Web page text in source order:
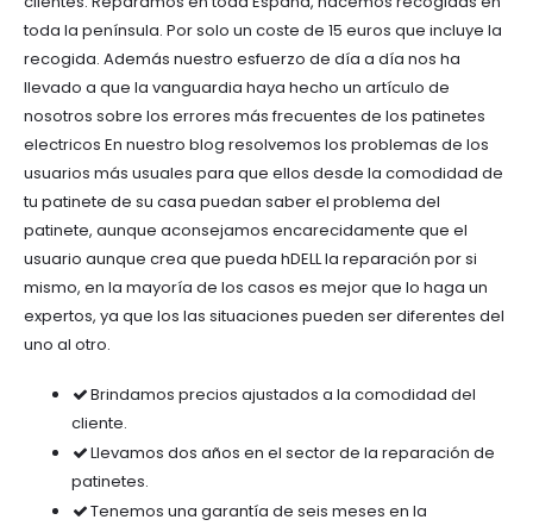
toda la península. Por solo un coste de 15 euros que incluye la
recogida. Además nuestro esfuerzo de día a día nos ha
llevado a que la vanguardia haya hecho un artículo de
nosotros sobre los errores más frecuentes de los patinetes
electricos En nuestro blog resolvemos los problemas de los
usuarios más usuales para que ellos desde la comodidad de
tu patinete de su casa puedan saber el problema del
patinete, aunque aconsejamos encarecidamente que el
usuario aunque crea que pueda hDELL la reparación por si
mismo, en la mayoría de los casos es mejor que lo haga un
expertos, ya que los las situaciones pueden ser diferentes del
uno al otro.
Brindamos precios ajustados a la comodidad del
cliente.
Llevamos dos años en el sector de la reparación de
patinetes.
Tenemos una garantía de seis meses en la